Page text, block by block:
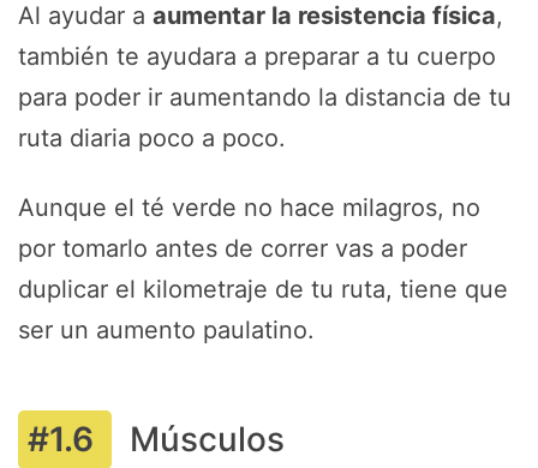
Al ayudar a aumentar la resistencia física,
también te ayudara a preparar a tu cuerpo
para poder ir aumentando la distancia de tu
ruta diaria poco a poco.
Aunque el té verde no hace milagros, no
por tomarlo antes de correr vas a poder
duplicar el kilometraje de tu ruta, tiene que
ser un aumento paulatino.
Músculos